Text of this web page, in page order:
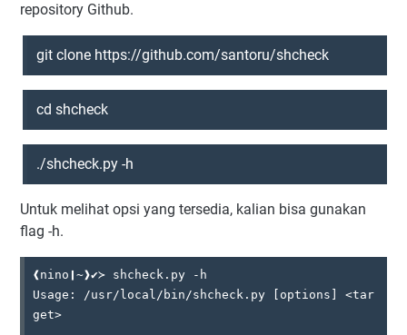
repository Github.
git clone https://github.com/santoru/shcheck
cd shcheck
./shcheck.py -h
Untuk melihat opsi yang tersedia, kalian bisa gunakan
flag -h.
❰nino❙~❱✔≻ shcheck.py -h
Usage: /usr/local/bin/shcheck.py [options] <tar
get>